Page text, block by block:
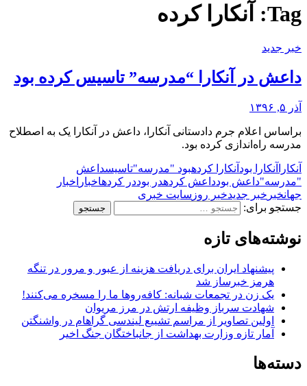
Tag: آنکارا کرده
خبر جدید
داعش در آنکارا “مدرسه” تاسیس کرده بود
آذر ۵, ۱۳۹۶
براساس اعلام جرم دادستانی آنکارا، داعش در آنکارا یک به اصطلاح
مدرسه راه‌اندازی کرده بود.
آنکارا آنکارا بود آنکارا کردهبود "مدرسه"تاسیسداعش
"مدرسه"داعش بودداعش کردهدر بوددر کردهاخبار اخبار
جهانخبر خبر جدیدخبر روز سایت خبری
جستجو برای:
نوشته‌های تازه
پیشنهاد ایران برای دریافت هزینه از عبور و مرور در تنگه
هرمز خبرساز شد
یک زن در تجمعات شبانه: کافه‌روها ما را مسخره می‌کنند!
شهادت سرباز وظیفه ارتش در مرز مریوان
اولین تصاویر از مراسم تشییع لیندسی گراهام در واشنگتن
آمار تازه وزارت بهداشت از جانباختگان جنگ اخیر
دسته‌ها